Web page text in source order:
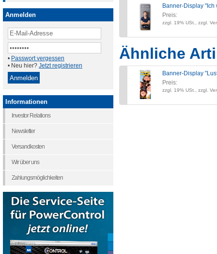
Banner-Display "Ich
Preis:
zzgl. 19% USt., zzgl.
Ähnliche
Banner-Display
Preis:
zzgl. 19% USt., zzgl.
Anmelden
• Passwort vergessen
• Neu hier? Jetzt registrieren
Informationen
Investor Relations
Newsletter
Versandkosten
Wir über uns
Zahlungsmöglichkeiten